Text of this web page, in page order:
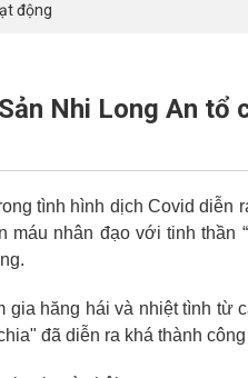
động
Nhi Long An
tình hình dịch Covid diễn
máu nhân đạo với tinh thần
gia hăng hái và nhiệt tình từ
đã diễn ra khá thành